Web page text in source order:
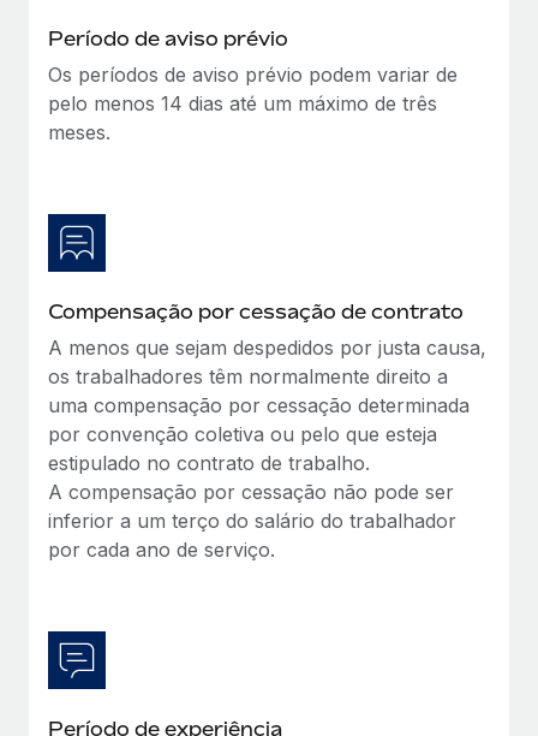
Período de aviso prévio
Os períodos de aviso prévio podem variar de
pelo menos 14 dias até um máximo de três
meses.
Compensação por cessação de contrato
A menos que sejam despedidos por justa causa,
os trabalhadores têm normalmente direito a
uma compensação por cessação determinada
por convenção coletiva ou pelo que esteja
estipulado no contrato de trabalho.
A compensação por cessação não pode ser
inferior a um terço do salário do trabalhador
por cada ano de serviço.
Período de experiência